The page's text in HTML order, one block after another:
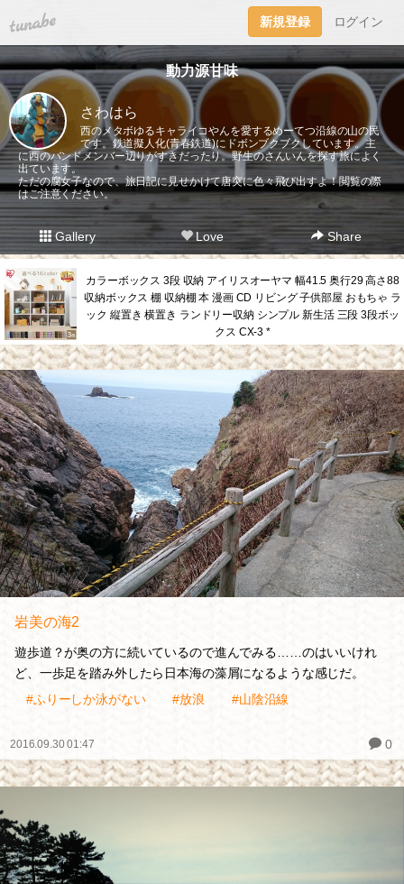
tuna.be 新規登録 ログイン
動力源甘味
さわはら
西のメタボゆるキャライコやんを愛するめーてつ沿線の山の民
です。鉄道擬人化(青春鉄道)にドボンブクブクしています。主
に西のバンドメンバー辺りがすきだったり。野生のさんいんを探す旅によく
出ています。
ただの腐女子なので、旅日記に見せかけて唐突に色々飛び出すよ！閲覧の際
はご注意ください。
Gallery Love Share
カラーボックス 3段 収納 アイリスオーヤマ 幅41.5 奥行29 高さ88
収納ボックス 棚 収納棚 本 漫画 CD リビング 子供部屋 おもちゃ ラ
ック 縦置き 横置き ランドリー収納 シンプル 新生活 三段 3段ボッ
クス CX-3 *
岩美の海2
遊歩道？が奥の方に続いているので進んでみる……のはいいけれ
ど、一歩足を踏み外したら日本海の藻屑になるような感じだ。
#ふりーしか泳がない
#放浪 #山陰沿線
2016.09.30 01:47 0